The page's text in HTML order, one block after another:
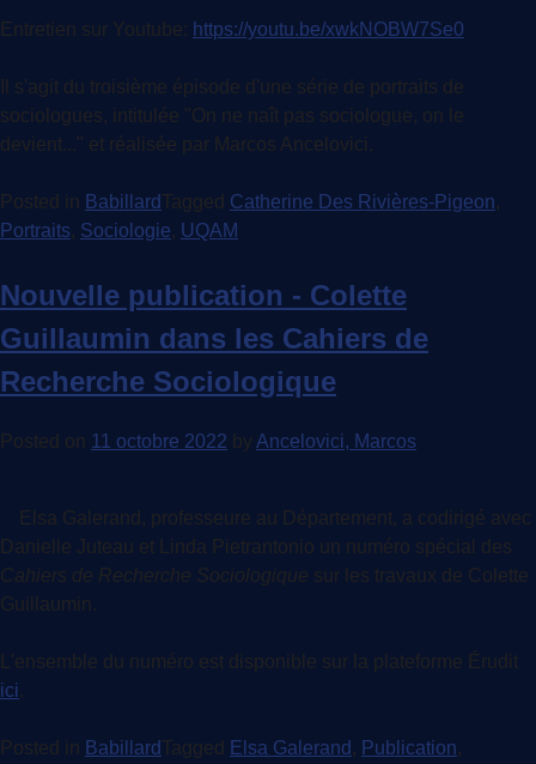
Entretien sur Youtube: https://youtu.be/xwkNOBW7Se0
Il s'agit du troisième épisode d'une série de portraits de
sociologues, intitulée "On ne naît pas sociologue, on le
devient..." et réalisée par Marcos Ancelovici.
Posted in Babillard Tagged Catherine Des Rivières-Pigeon,
Portraits, Sociologie, UQAM
Nouvelle publication - Colette
Guillaumin dans les Cahiers de
Recherche Sociologique
Posted on 11 octobre 2022 by Ancelovici, Marcos
Elsa Galerand, professeure au Département, a codirigé avec
Danielle Juteau et Linda Pietrantonio un numéro spécial des
Cahiers de Recherche Sociologique sur les travaux de Colette
Guillaumin.
L'ensemble du numéro est disponible sur la plateforme Érudit
ici
Posted in Babillard Tagged Elsa Galerand , Publication,